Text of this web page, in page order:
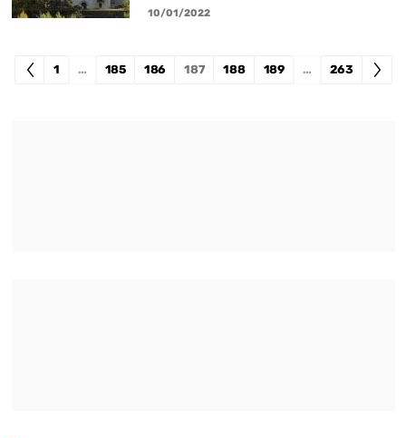
10/01/2022
1 … 185 186 187 188 189 … 263